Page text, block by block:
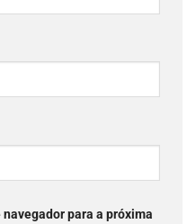
para a próxima